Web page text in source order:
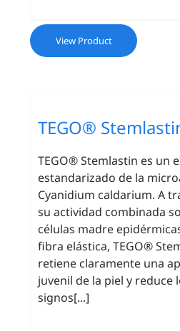
View Product
TEGO®
TEGO® Stemlastin es un
estandarizado de la
Cyanidium caldarium. A
su actividad combinada
células madre
fibra elástica, TEGO®
retiene claramente una
juvenil de la piel y reduce
signos[...]